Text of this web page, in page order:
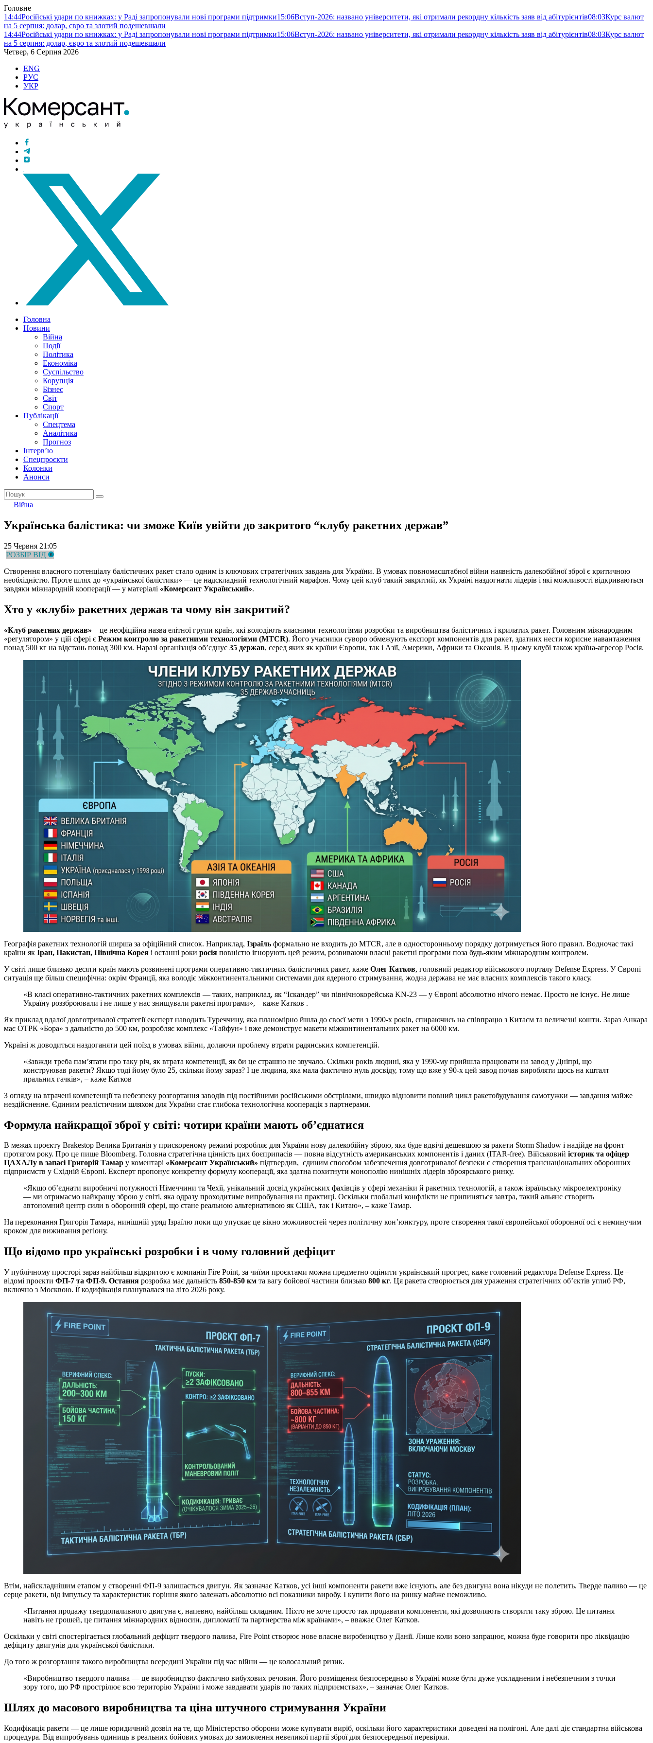
Головне
14:44Російські удари по книжках: у Раді запропонували нові програми підтримки15:06Вступ-2026: названо університети, які отримали рекордну кількість заяв від абітурієнтів08:03Курс валют
на 5 серпня: долар, євро та злотий подешевшали
14:44Російські удари по книжках: у Раді запропонували нові програми підтримки15:06Вступ-2026: названо університети, які отримали рекордну кількість заяв від абітурієнтів08:03Курс валют
на 5 серпня: долар, євро та злотий подешевшали
Четвер, 6 Серпня 2026
ENG
РУС
УКР
Головна
Новини
Війна
Події
Політика
Економіка
Суспільство
Корупція
Бізнес
Світ
Спорт
Публікації
Спецтема
Аналітика
Прогноз
Інтерв’ю
Спецпроєкти
Колонки
Анонси
Війна
Українська балістика: чи зможе Київ увійти до закритого “клубу ракетних держав”
25 Червня 21:05
РОЗБІР ВІД
Створення власного потенціалу балістичних ракет стало одним із ключових стратегічних завдань для України. В умовах повномасштабної війни наявність далекобійної зброї є критичною
необхідністю. Проте шлях до «української балістики» — це надскладний технологічний марафон. Чому цей клуб такий закритий, як Україні наздогнати лідерів і які можливості відкриваються
завдяки міжнародній кооперації — у матеріалі «Комерсант Український».
Хто у «клубі» ракетних держав та чому він закритий?
«Клуб ракетних держав» – це неофіційна назва елітної групи країн, які володіють власними технологіями розробки та виробництва балістичних і крилатих ракет. Головним міжнародним
«регулятором» у цій сфері є Режим контролю за ракетними технологіями (MTCR). Його учасники суворо обмежують експорт компонентів для ракет, здатних нести корисне навантаження
понад 500 кг на відстань понад 300 км. Наразі організація об’єднує 35 держав, серед яких як країни Європи, так і Азії, Америки, Африки та Океанія. В цьому клубі також країна-агресор Росія.
Географія ракетних технологій ширша за офіційний список. Наприклад, Ізраїль формально не входить до MTCR, але в односторонньому порядку дотримується його правил. Водночас такі
країни як Іран, Пакистан, Північна Корея і останні роки росія повністю ігнорують цей режим, розвиваючи власні ракетні програми поза будь-яким міжнародним контролем.
У світі лише близько десяти країн мають розвинені програми оперативно-тактичних балістичних ракет, каже Олег Катков, головний редактор військового порталу Defense Express. У Європі
ситуація ще більш специфічна: окрім Франції, яка володіє міжконтинентальними системами для ядерного стримування, жодна держава не має власних комплексів такого класу.
«В класі оперативно-тактичних ракетних комплексів — таких, наприклад, як “Іскандер” чи північнокорейська KN-23 — у Європі абсолютно нічого немає. Просто не існує. Не лише
Україну роззброювали і не лише у нас знищували ракетні програми», – каже Катков .
Як приклад вдалої довготривалої стратегії експерт наводить Туреччину, яка планомірно йшла до своєї мети з 1990-х років, спираючись на співпрацю з Китаєм та величезні кошти. Зараз Анкара
має ОТРК «Бора» з дальністю до 500 км, розробляє комплекс «Тайфун» і вже демонструє макети міжконтинентальних ракет на 6000 км.
Україні ж доводиться наздоганяти цей поїзд в умовах війни, долаючи проблему втрати радянських компетенцій.
«Завжди треба пам’ятати про таку річ, як втрата компетенції, як би це страшно не звучало. Скільки років людині, яка у 1990-му прийшла працювати на завод у Дніпрі, що
конструював ракети? Якщо тоді йому було 25, скільки йому зараз? І це людина, яка мала фактично нуль досвіду, тому що вже у 90-х цей завод почав виробляти щось на кшталт
пральних гачків», – каже Катков
З огляду на втрачені компетенції та небезпеку розгортання заводів під постійними російськими обстрілами, швидко відновити повний цикл ракетобудування самотужки — завдання майже
нездійсненне. Єдиним реалістичним шляхом для України стає глибока технологічна кооперація з партнерами.
Формула найкращої зброї у світі: чотири країни мають об’єднатися
В межах проєкту Brakestop Велика Британія у прискореному режимі розробляє для України нову далекобійну зброю, яка буде вдвічі дешевшою за ракети Storm Shadow і надійде на фронт
протягом року. Про це пише Bloomberg. Головна стратегічна цінність цих боєприпасів — повна відсутність американських компонентів і даних (ITAR-free). Військовий історик та офіцер
ЦАХАЛу в запасі Григорій Тамар у коментарі «Комерсант Український» підтвердив, єдиним способом забезпечення довготривалої безпеки є створення транснаціональних оборонних
підприємств у Східній Європі. Експерт пропонує конкретну формулу кооперації, яка здатна похитнути монополію нинішніх лідерів зброярського ринку.
«Якщо об’єднати виробничі потужності Німеччини та Чехії, унікальний досвід українських фахівців у сфері механіки й ракетних технологій, а також ізраїльську мікроелектроніку
— ми отримаємо найкращу зброю у світі, яка одразу проходитиме випробування на практиці. Оскільки глобальні конфлікти не припиняться завтра, такий альянс створить
автономний центр сили в оборонній сфері, що стане реальною альтернативою як США, так і Китаю», – каже Тамар.
На переконання Григорія Тамара, нинішній уряд Ізраїлю поки що упускає це вікно можливостей через політичну кон’юнктуру, проте створення такої європейської оборонної осі є неминучим
кроком для виживання регіону.
Що відомо про українські розробки і в чому головний дефіцит
У публічному просторі зараз найбільш відкритою є компанія Fire Point, за чиїми проєктами можна предметно оцінити український прогрес, каже головний редактора Defense Express. Це –
відомі проєкти ФП-7 та ФП-9. Остання розробка має дальність 850-850 км та вагу бойової частини близько 800 кг. Ця ракета створюється для ураження стратегічних об’єктів углиб РФ,
включно з Москвою. Її кодифікація планувалася на літо 2026 року.
Втім, найскладнішим етапом у створенні ФП-9 залишається двигун. Як зазначає Катков, усі інші компоненти ракети вже існують, але без двигуна вона нікуди не полетить. Тверде паливо — це
серце ракети, від імпульсу та характеристик горіння якого залежать абсолютно всі показники виробу. І купити його на ринку майже неможливо.
«Питання продажу твердопаливного двигуна є, напевно, найбільш складним. Ніхто не хоче просто так продавати компоненти, які дозволяють створити таку зброю. Це питання
навіть не грошей, це питання міжнародних відносин, дипломатії та партнерства між країнами», – вважає Олег Катков.
Оскільки у світі спостерігається глобальний дефіцит твердого палива, Fire Point створює нове власне виробництво у Данії. Лише коли воно запрацює, можна буде говорити про ліквідацію
дефіциту двигунів для української балістики.
До того ж розгортання такого виробництва всередині України під час війни — це колосальний ризик.
«Виробництво твердого палива — це виробництво фактично вибухових речовин. Його розміщення безпосередньо в Україні може бути дуже ускладненим і небезпечним з точки
зору того, що РФ прострілює всю територію України і може завдавати ударів по таких підприємствах», – зазначає Олег Катков.
Шлях до масового виробництва та ціна штучного стримування України
Кодифікація ракети — це лише юридичний дозвіл на те, що Міністерство оборони може купувати виріб, оскільки його характеристики доведені на полігоні. Але далі діє стандартна військова
процедура. Від випробувань одиниць в реальних бойових умовах до замовлення невеликої партії зброї для безпосередньої перевірки.